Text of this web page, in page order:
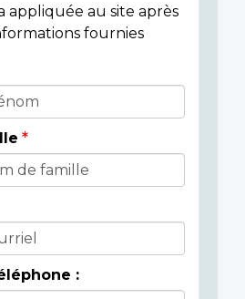
appliquée au site après
fournies
: